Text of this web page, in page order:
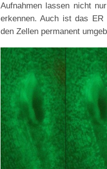
Aufnahmen lassen nicht
erkennen. Auch ist das
den Zellen permanent